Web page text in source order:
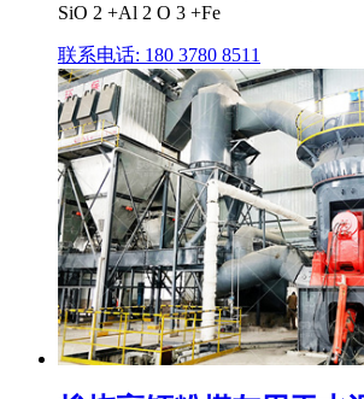
SiO 2 +Al 2 O 3 +Fe
联系电话: 180 3780 8511